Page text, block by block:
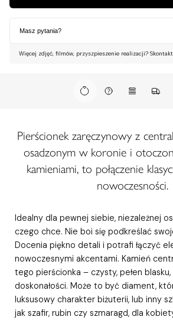
Masz pytania?
Więcej zdjęć, filmów, przyszpieszenie realizacji?
Pierścionek zaręczynowy z
osadzonym w koronie i
kamieniami, to połączenie
nowoczesności.
Idealny dla pewnej siebie, niezależnej
czego chce. Nie boi się podkreślać
Docenia piękno detali i potrafi łączyć
nowoczesnymi akcentami. Kamień
tego pierścionka – czysty, pełen
doskonałości. Może to być diament,
luksusowy charakter biżuterii, lub inny
jak szafir, rubin czy szmaragd, dla